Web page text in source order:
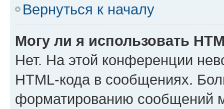
Вернуться к началу
Могу ли я использовать
Нет. На этой конференции
HTML-кода в сообщениях.
форматированию сообщений